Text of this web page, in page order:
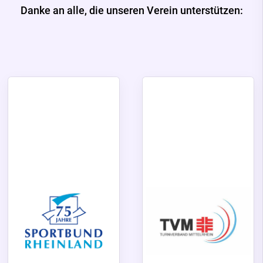
Danke an alle, die unseren Verein unterstützen: